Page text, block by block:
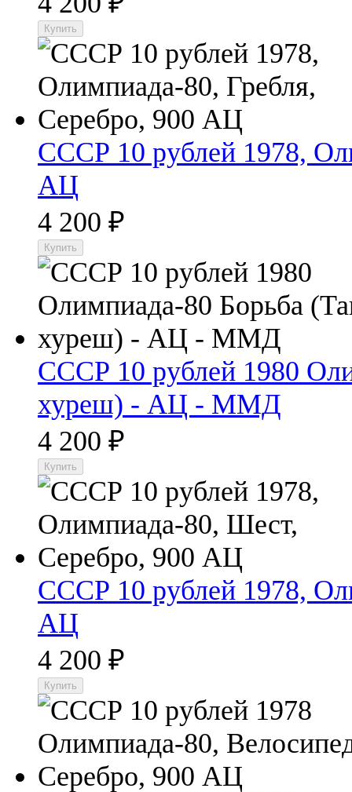
СССР 10 рублей 1978,
АЦ
4 200 ₽
СССР 10 рублей 1980
хуреш) - АЦ - ММД
4 200 ₽
СССР 10 рублей 1978,
АЦ
4 200 ₽